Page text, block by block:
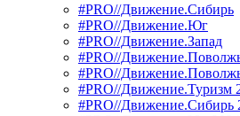
#PRO//Движение.Сибирь
#PRO//Движение.Юг
#PRO//Движение.Запад
#PRO//
#PRO//
#PRO//Движение.Туризм
#PRO//Движение.Сибирь